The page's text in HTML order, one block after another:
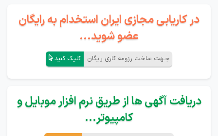
در کاریابی مجازی ایران استخدام به رایگان
عضو شوید...
جـهت ساخت رزومه کاری رایگان کلیک کنید
دریافت آگهی ها از طریق نرم افزار موبایل و
کامپیوتر...